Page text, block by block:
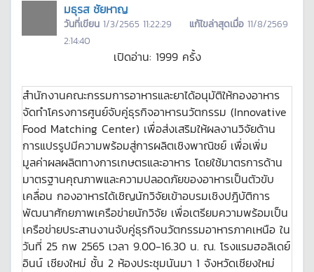
มธุรส ชัยหาญ
วันที่เขียน 1/3/2565 11:22:29 แก้ไขล่าสุดเมื่อ 11/8/2569
2:14:40
เปิดอ่าน: 1999 ครั้ง
สำนักงานคณะกรรมการอาหารและยาได้อนุมัติให้กองอาหาร
จัดทำโครงการศูนย์จับคู่ธุรกิจอาหารนวัตกรรม (Innovative
Food Matching Center) เพื่อส่งเสริมให้ผลงานวิจัยด้าน
การแปรรูปมีความพร้อมสู่การผลิตเชิงพาณิชย์ เพื่อเพิ่ม
มูลค่าผลผลิตทางการเกษตรและอาหาร โดยใช้มาตรการด้าน
มาตรฐานคุณภาพและความปลอดภัยของอาหารเป็นตัวขับ
เคลื่อน กองอาหารได้เชิญนักวิจัยเข้าอบรมเชิงปฎิบัติการ
พัฒนาศักยภาพเครือข่ายนักวิจัย เพื่อเตรียมความพร้อมเป็น
เครือข่ายประสานงานจับคู่ธุรกิจนวัตกรรมอาหารภาคเหนือ ใน
วันที่ 25 กพ 2565 เวลา 9.00-16.30 น. ณ. โรงแรมฮอลิเดย์
อินน์ เชียงใหม่ ชั้น 2 ห้องประชุมนันมา 1 จังหวัดเชียงใหม่